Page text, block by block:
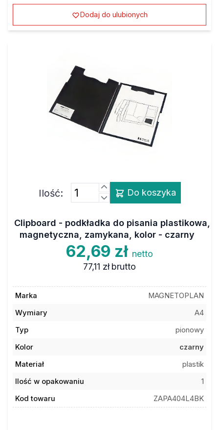
Dodaj do ulubionych
Ilość: Do koszyka
Clipboard - podkładka do pisania plastikowa,
magnetyczna, zamykana, kolor - czarny
62,69 zł netto
77,11 zł brutto
Marka
MAGNETOPLAN
Wymiary
A4
Typ
pionowy
Kolor
czarny
Materiał
plastik
Ilość w opakowaniu
1
Kod towaru
ZAPA404L4BK